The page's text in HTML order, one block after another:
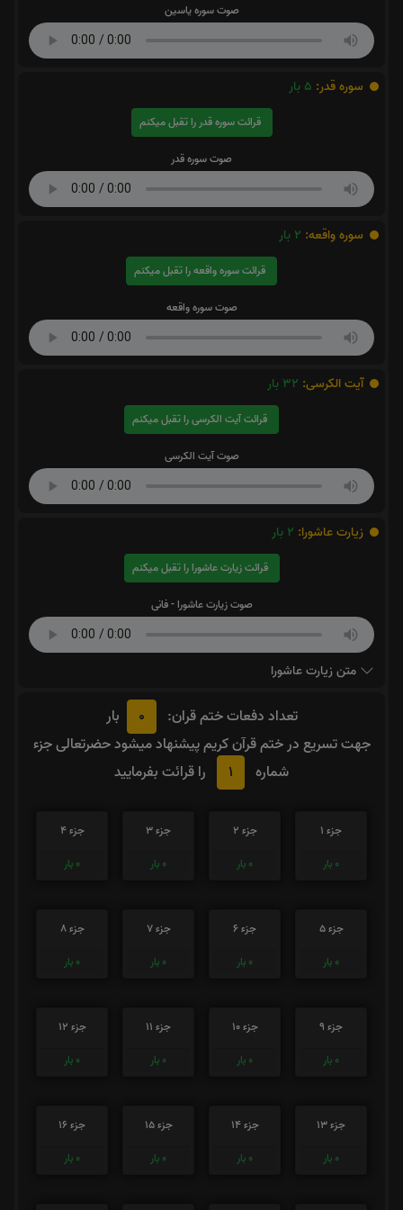
صوت سوره یاسین
سوره قدر: 5 بار
قرائت سوره قدر را تقبل میکنم
صوت سوره قدر
سوره واقعه: 2 بار
قرائت سوره واقعه را تقبل میکنم
صوت سوره واقعه
آیت الکرسی: 32 بار
قرائت آیت الکرسی را تقبل میکنم
صوت آیت الکرسی
زیارت عاشورا: 2 بار
قرائت زیارت عاشورا را تقبل میکنم
صوت زیارت عاشورا - فانی
متن زیارت عاشورا
تعداد دفعات ختم قران: 0
بار
جهت تسریع در ختم قرآن کریم پیشنهاد میشود حضرتعالی جزء
شماره
1 را قرائت بفرمایید
جزء 1
0 بار
جزء 2
0 بار
جزء 3
0 بار
جزء 4
0 بار
جزء 5
0 بار
جزء 6
0 بار
جزء 7
0 بار
جزء 8
0 بار
جزء 9
0 بار
جزء 10
0 بار
جزء 11
0 بار
جزء 12
0 بار
جزء 13
0 بار
جزء 14
0 بار
جزء 15
0 بار
جزء 16
0 بار